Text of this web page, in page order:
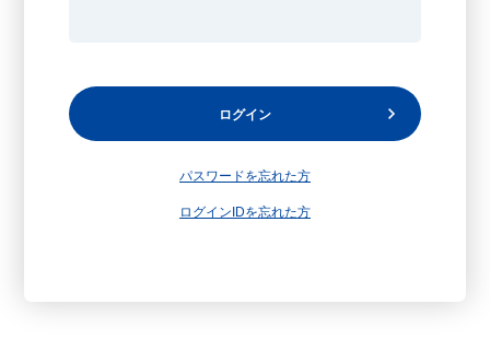
パスワードを忘れた方
ログインIDを忘れた方